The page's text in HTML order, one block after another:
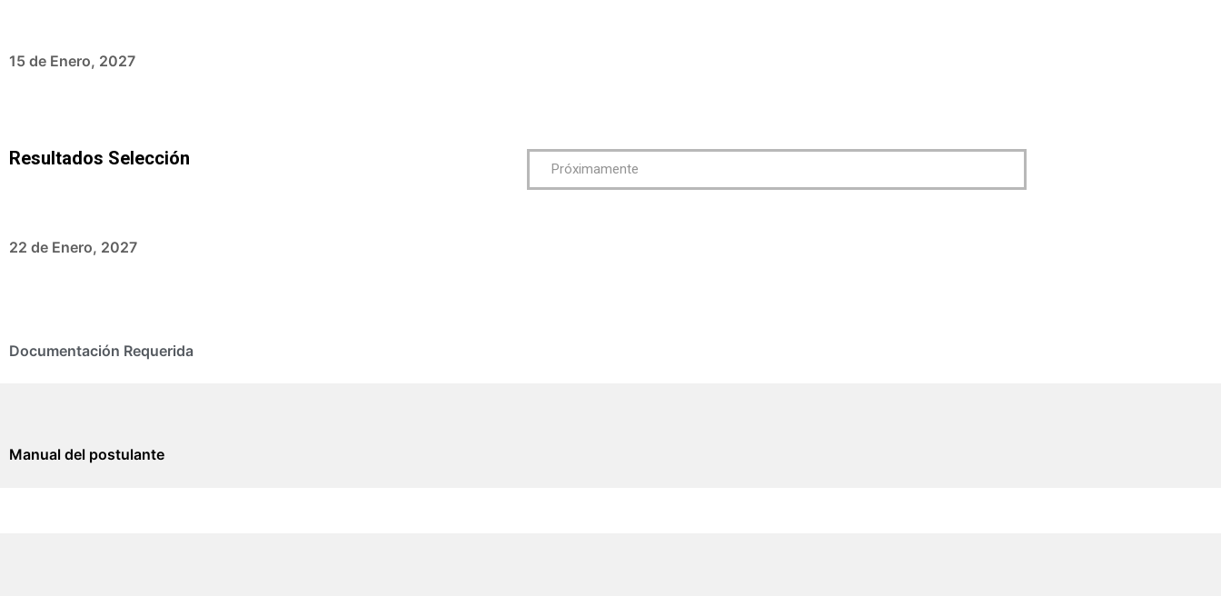
15 de Enero, 2027
Resultados Selección
22 de Enero, 2027
Próximamente
Documentación Requerida
Manual del postulante